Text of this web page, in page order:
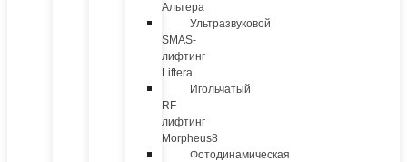
Альтера
Ультразвуковой
SMAS-
лифтинг
Liftera
Игольчатый
RF
лифтинг
Morpheus8
Фотодинамическая